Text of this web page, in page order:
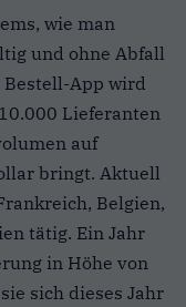
wie man
und ohne Abfall
App wird
Lieferanten
auf
bringt. Aktuell
Belgien,
tätig. Ein Jahr
in Höhe von
sich dieses Jahr